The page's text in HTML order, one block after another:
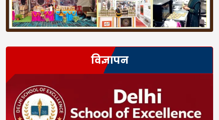
विज्ञापन